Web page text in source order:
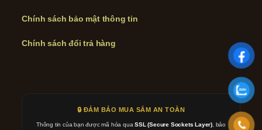
Chính sách bảo mật thông tin
Chính sách đổi trả hàng
🔒 ĐẢM BẢO MUA SẮM AN TOÀN
Thông tin của bạn được mã hóa quaSSL (Secure Sockets Layer), bảo